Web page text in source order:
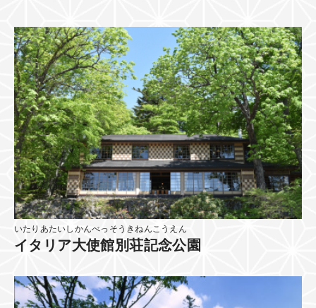
いたりあたいしかんべっそうきねんこうえん
イタリア大使館別荘記念公園